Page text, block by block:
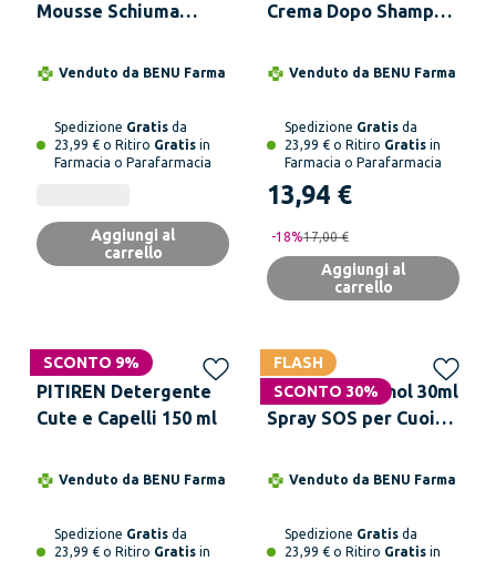
Mousse Schiuma
Venduto da BENU Farma
Spedizione Gratis da
23,99 € o Ritiro Gratis in
Farmacia o Parafarmacia
Aggiungi al
carrello
Crema Dopo Shampoo
Venduto da BENU Farma
Spedizione Gratis da
23,99 € o Ritiro Gratis in
Farmacia o Parafarmacia
13,94 €
-18%17,00 €
Aggiungi al
carrello
SCONTO 9%
PITIREN Detergente
Cute e Capelli 150 ml
Venduto da BENU Farma
Spedizione Gratis da
23,99 € o Ritiro Gratis in
FLASH
SCONTO 30%
DUCRAY Sensinol 30ml
Spray SOS per Cuoio
Venduto da BENU Farma
Spedizione Gratis da
23,99 € o Ritiro Gratis in